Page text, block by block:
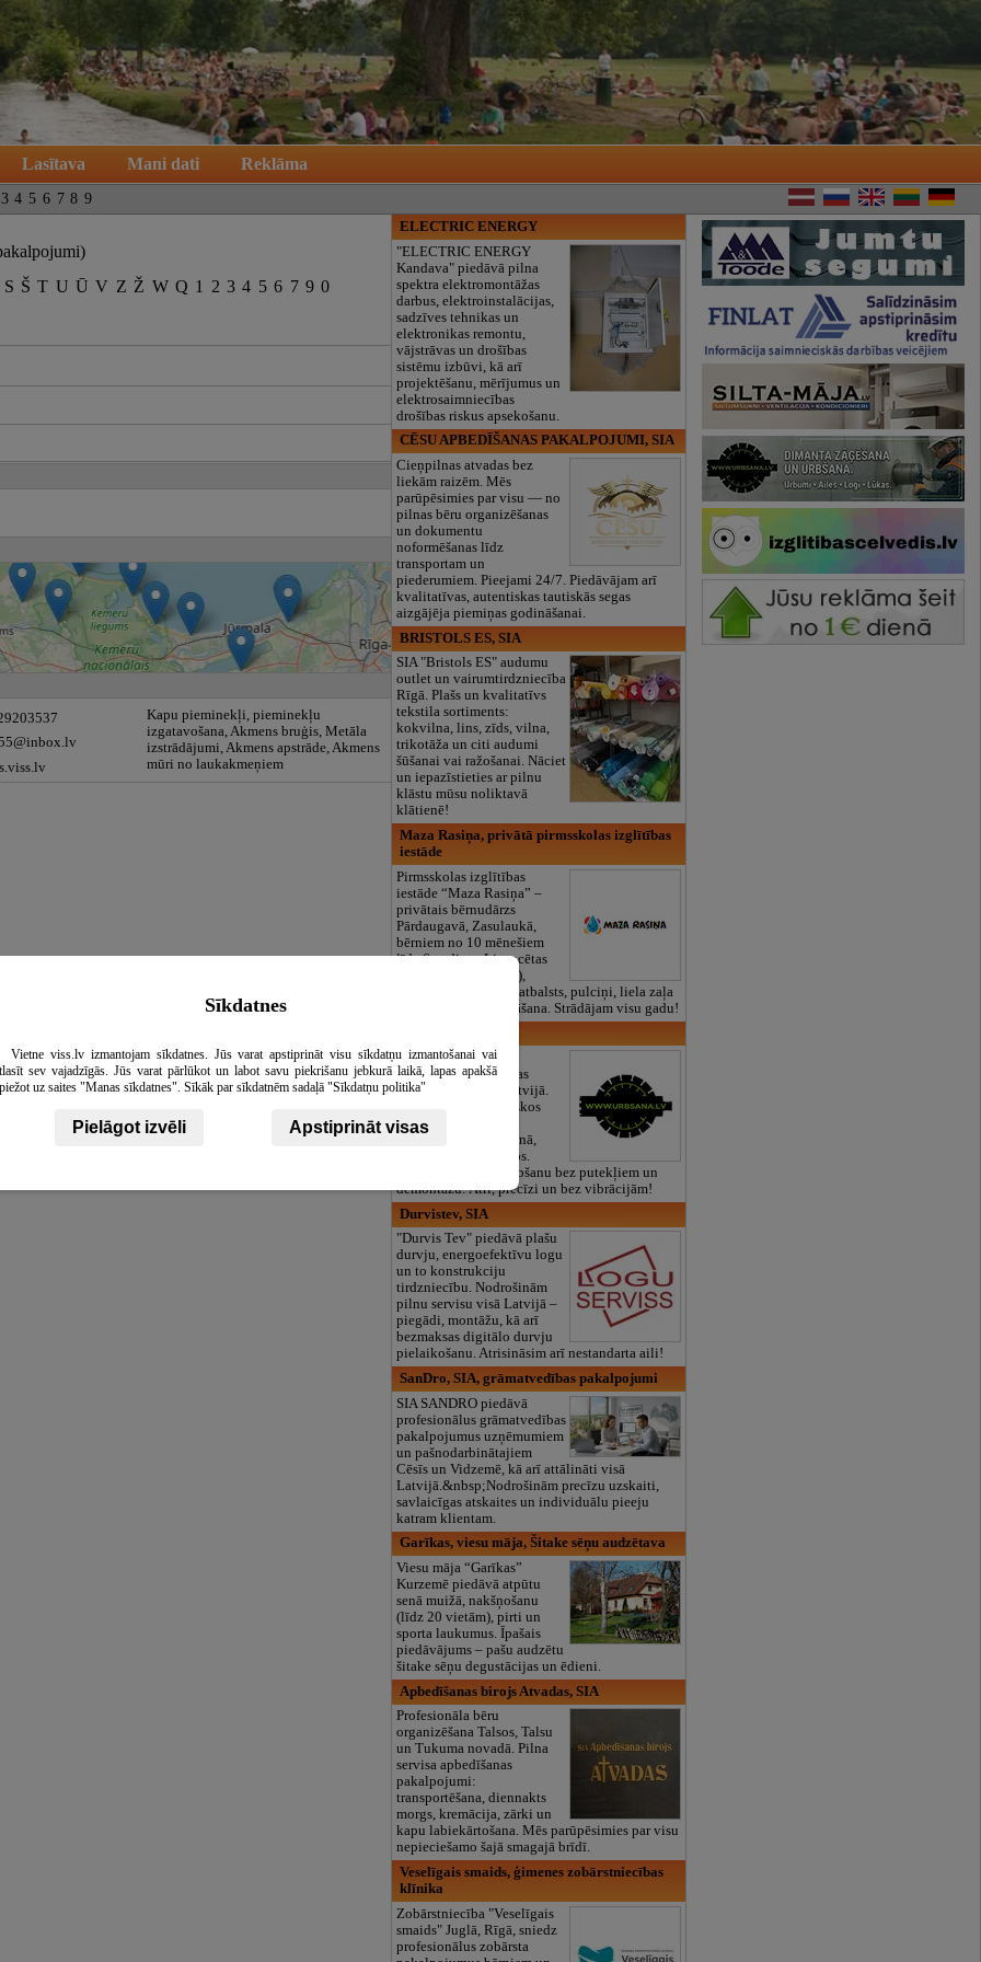
Lasītava Mani dati Reklāma
3 4 5 6 7 8 9
S Š T U Ū V Z Ž W Q 1 2 3 4 5 6 7 9 0
Kapu pieminekļi, pieminekļu
izgatavošana, Akmens bruģis, Metāla
izstrādājumi, Akmens apstrāde, Akmens
mūri no laukakmeņiem
ELECTRIC ENERGY
"ELECTRIC ENERGY
Kandava" piedāvā pilna
spektra elektromontāžas
darbus, elektroinstalācijas,
sadzīves tehnikas un
elektronikas remontu,
vājstrāvas un drošības
sistēmu izbūvi, kā arī
projektēšanu, mērījumus un
elektrosaimniecības
drošības riskus apsekošanu.
CĒSU APBEDĪŠANAS PAKALPOJUMI, SIA
Cieņpilnas atvadas bez
liekām raizēm. Mēs
parūpēsimies par visu — no
pilnas bēru organizēšanas
un dokumentu
noformēšanas līdz
transportam un
piederumiem. Pieejami 24/7. Piedāvājam arī
kvalitatīvas, autentiskas tautiskās segas
aizgājēja piemiņas godināšanai.
BRISTOLS ES, SIA
SIA "Bristols ES" audumu
outlet un vairumtirdzniecība
Rīgā. Plašs un kvalitatīvs
tekstila sortiments:
kokvilna, lins, zīds, vilna,
trikotāža un citi audumi
šūšanai vai ražošanai. Nāciet
un iepazīstieties ar pilnu
klāstu mūsu noliktavā
klātienē!
Maza Rasiņa, privātā pirmsskolas izglītības
iestāde
Pirmsskolas izglītības
iestāde “Maza Rasiņa” –
privātais bērnudārzs
Pārdaugavā, Zasulaukā,
bērniem no 10 mēnešiem
līdz 6 gadiem. Licencētas
programmas (LV/RU),
logopēds, speciālais atbalsts, pulciņi, liela zaļa
teritorija un 3x ēdināšana. Strādājam visu gadu!
Profesionāli dimanta
urbšanas un zāģēšanas
pakalpojumi visā Latvijā.
Veidojam tehnoloģiskos
urbumus un ailes
komunikācijām betonā,
ķieģelī u.c. materiālos.
Piedāvājam sauso urbšanu bez putekļiem un
demontāžu. Ātri, precīzi un bez vibrācijām!
Durvistev, SIA
"Durvis Tev" piedāvā plašu
durvju, energoefektīvu logu
un to konstrukciju
tirdzniecību. Nodrošinām
pilnu servisu visā Latvijā –
piegādi, montāžu, kā arī
bezmaksas digitālo durvju
pielaikošanu. Atrisināsim arī nestandarta aili!
SanDro, SIA, grāmatvedības pakalpojumi
SIA SANDRO piedāvā
profesionālus grāmatvedības
pakalpojumus uzņēmumiem
un pašnodarbinātajiem
Cēsīs un Vidzemē, kā arī attālināti visā
Latvijā.&nbsp;Nodrošinām precīzu uzskaiti,
savlaicīgas atskaites un individuālu pieeju
katram klientam.
Garīkas, viesu māja, Šitake sēņu audzētava
Viesu māja “Garīkas”
Kurzemē piedāvā atpūtu
senā muižā, nakšņošanu
(līdz 20 vietām), pirti un
sporta laukumus. Īpašais
piedāvājums – pašu audzētu
šitake sēņu degustācijas un ēdieni.
Apbedīšanas birojs Atvadas, SIA
Profesionāla bēru
organizēšana Talsos, Talsu
un Tukuma novadā. Pilna
servisa apbedīšanas
pakalpojumi:
transportēšana, diennakts
morgs, kremācija, zārki un
kapu labiekārtošana. Mēs parūpēsimies par visu
nepieciešamo šajā smagajā brīdī.
Veselīgais smaids, ģimenes zobārstniecības
klīnika
Zobārstniecība "Veselīgais
smaids" Juglā, Rīgā, sniedz
profesionālus zobārsta
Sīkdatnes
Vietne viss.lv izmantojam sīkdatnes. Jūs varat apstiprināt visu sīkdatņu izmantošanai vai
sev vajadzīgās. Jūs varat pārlūkot un labot savu piekrišanu jebkurā laikā, lapas apakšā
uz saites "Manas sīkdatnes". Sīkāk par sīkdatnēm sadaļā "Sīkdatņu politika"
Pielāgot izvēli Apstiprināt visas